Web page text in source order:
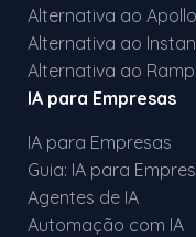
Alternativa ao Apollo
Alternativa ao
Alternativa ao
IA para Empresas
IA para Empresas
Guia: IA para
Agentes de IA
Automação com IA